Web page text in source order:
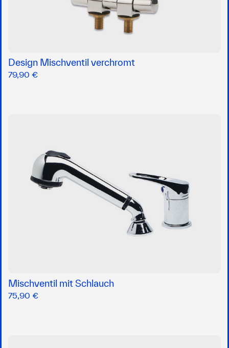
Design Mischventil verchromt
79,90 €
Mischventil mit Schlauch
75,90 €